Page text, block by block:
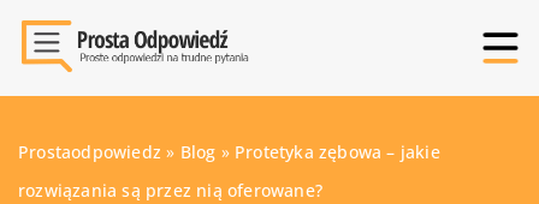
Prostaodpowiedz » Blog » Protetyka zębowa – jakie
rozwiązania są przez nią oferowane?